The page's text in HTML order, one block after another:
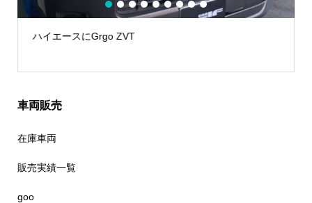
ハイエースにGrgo ZVT
1 2 3 4 5 6 7 8 9
車両販売
在庫車両
販売実績一覧
goo